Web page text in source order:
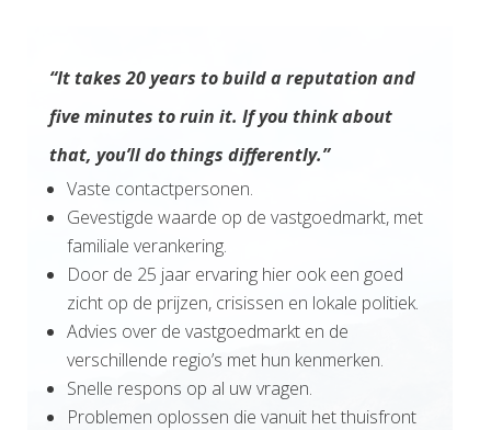
“It takes 20 years to build a reputation and
five minutes to ruin it. If you think about
that, you’ll do things differently.”
Vaste contactpersonen.
Gevestigde waarde op de vastgoedmarkt, met
familiale verankering.
Door de 25 jaar ervaring hier ook een goed
zicht op de prijzen, crisissen en lokale politiek.
Advies over de vastgoedmarkt en de
verschillende regio’s met hun kenmerken.
Snelle respons op al uw vragen.
Problemen oplossen die vanuit het thuisfront